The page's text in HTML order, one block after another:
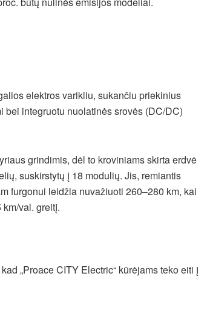
elektros varikliu, sukančiu priekinius
integruotu nuolatinės srovės (DC/DC)
grindimis, dėl to kroviniams skirta erdvė
suskirstytų į 18 modulių. Jis, remiantis
furgonui leidžia nuvažiuoti 260–280 km, kai
val. greitį.
„Proace CITY Electric“ kūrėjams teko eiti į